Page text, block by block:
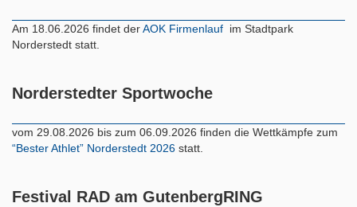
Am 18.06.2026 findet derAOK Firmenlauf im Stadtpark
Norderstedt statt.
Norderstedter Sportwoche
vom 29.08.2026 bis zum 06.09.2026 finden die Wettkämpfe zum
“Bester Athlet” Norderstedt 2026 statt.
Festival RAD am GutenbergRING